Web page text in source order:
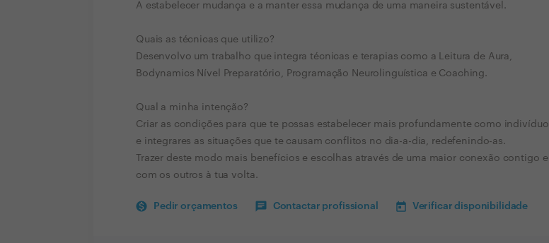
A estabelecer mudança e a manter essa mudança de uma maneira sustentável.
Quais as técnicas que utilizo?
Desenvolvo um trabalho que integra técnicas e terapias como a Leitura de Aura,
Bodynamics Nível Preparatório, Programação Neurolinguística e Coaching.
Qual a minha intenção?
Criar as condições para que te possas estabelecer mais profundamente como indivíduo
e integrares as situações que te causam conflitos no dia-a-dia, redefenindo-as.
Trazer deste modo mais benefícios e escolhas através de uma maior conexão contigo e
com os outros à tua volta.
Pedir orçamentos Contactar profissional Verificar disponibilidade